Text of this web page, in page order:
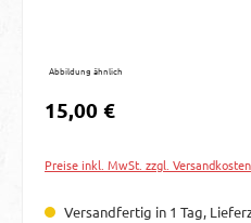
Abbildung ähnlich
Regulärer Preis:
15,00 €
Preise inkl. MwSt. zzgl. Versandkosten
Versandfertig in 1 Tag,